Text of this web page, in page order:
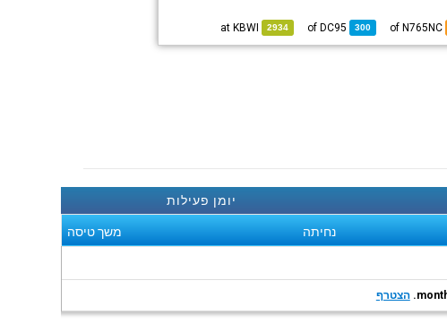
300
DC95
2934
KBWI
יומן פעילות
נחיתה משך טיסה
הצטרף